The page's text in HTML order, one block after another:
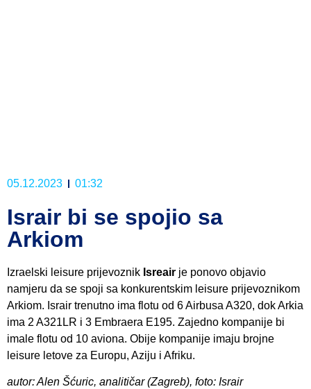
05.12.2023 01:32
Israir bi se spojio sa
Arkiom
Izraelski leisure prijevoznik Isreair je ponovo objavio
namjeru da se spoji sa konkurentskim leisure prijevoznikom
Arkiom. Israir trenutno ima flotu od 6 Airbusa A320, dok Arkia
ima 2 A321LR i 3 Embraera E195. Zajedno kompanije bi
imale flotu od 10 aviona. Obije kompanije imaju brojne
leisure letove za Europu, Aziju i Afriku.
autor: Alen Šćuric, analitičar (Zagreb), foto: Israir